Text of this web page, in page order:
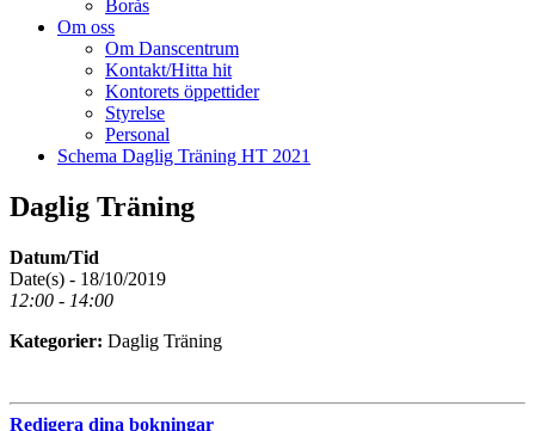
Borås
Om oss
Om Danscentrum
Kontakt/Hitta hit
Kontorets öppettider
Styrelse
Personal
Schema Daglig Träning HT 2021
Daglig Träning
Datum/Tid
Date(s) - 18/10/2019
12:00 - 14:00
Kategorier: Daglig Träning
Redigera dina bokningar